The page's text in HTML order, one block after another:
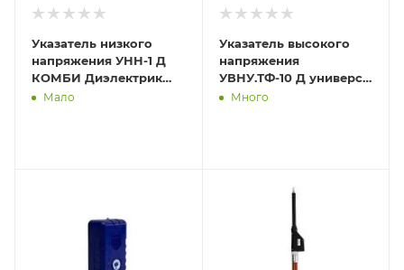
Указатель низкого
напряжения УНН-1 Д
КОМБИ Диэлектрик
Д312393
Мало
Указатель высокого
напряжения
УВНУ.ТФ-10 Д универс.
(светозвук. индикация
Много